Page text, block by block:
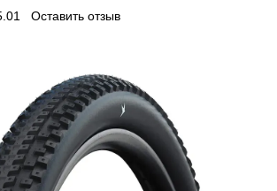
Оставить отзыв